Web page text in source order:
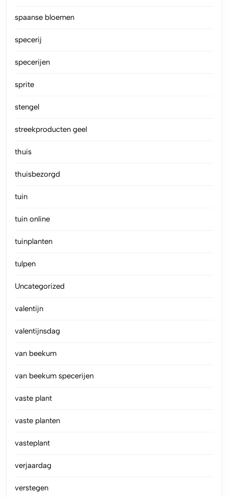
spaanse bloemen
specerij
specerijen
sprite
stengel
streekproducten geel
thuis
thuisbezorgd
tuin
tuin online
tuinplanten
tulpen
Uncategorized
valentijn
valentijnsdag
van beekum
van beekum specerijen
vaste plant
vaste planten
vasteplant
verjaardag
verstegen